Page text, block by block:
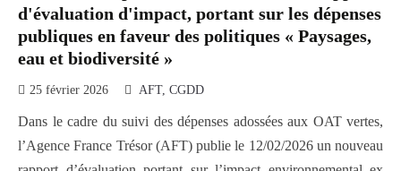
d'évaluation d'impact, portant sur les dépenses
publiques en faveur des politiques « Paysages,
eau et biodiversité »
25 février 2026 AFT CGDD
Dans le cadre du suivi des dépenses adossées aux OAT vertes,
l’Agence France Trésor (AFT) publie le 12/02/2026 un nouveau